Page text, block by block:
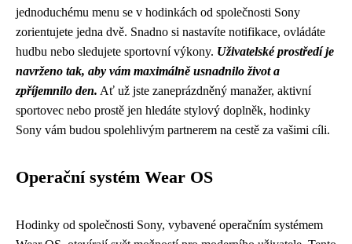
jednoduchému menu se v hodinkách od společnosti Sony
zorientujete jedna dvě. Snadno si nastavíte notifikace, ovládáte
hudbu nebo sledujete sportovní výkony. Uživatelské prostředí je
navrženo tak, aby vám maximálně usnadnilo život a
zpříjemnilo den. Ať už jste zaneprázdněný manažer, aktivní
sportovec nebo prostě jen hledáte stylový doplněk, hodinky
Sony vám budou spolehlivým partnerem na cestě za vašimi cíli.
Operační systém Wear OS
Hodinky od společnosti Sony, vybavené operačním systémem